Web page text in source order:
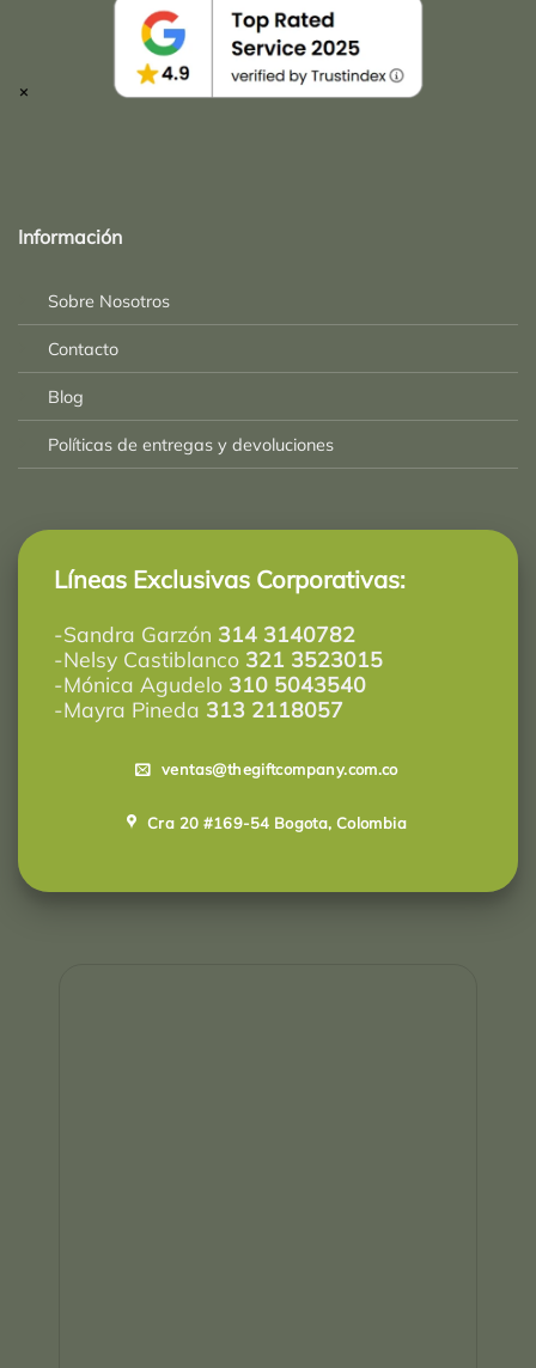
2025-
Información
Sobre Nosotros
Contacto
Blog
Políticas de entregas y devoluciones
Líneas Exclusivas Corporativas:
-Sandra Garzón 314 3140782
-Nelsy Castiblanco 321 3523015
-Mónica Agudelo 310 5043540
-Mayra Pineda 313 2118057
ventas@thegiftcompany.com.co
Cra 20 #169-54 Bogota, Colombia
×